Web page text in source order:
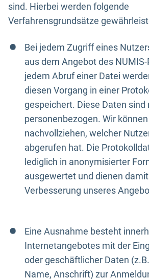
sind. Hierbei werden folgende
Verfahrensgrundsätze
Bei jedem Zugriff eines
aus dem Angebot des
jedem Abruf einer Datei
diesen Vorgang in einer
gespeichert. Diese Daten sind
personenbezogen. Wir
nachvollziehen, welcher
abgerufen hat. Die
lediglich in anonymisierter
ausgewertet und dienen
Verbesserung unseres
Eine Ausnahme besteht
Internetangebotes mit der
oder geschäftlicher Daten
Name, Anschrift) zur